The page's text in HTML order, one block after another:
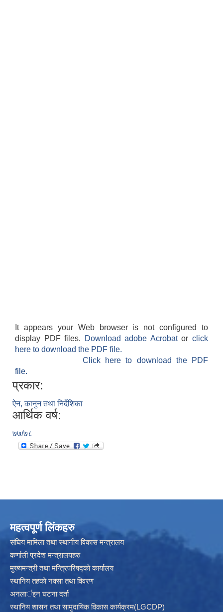
It appears your Web browser is not configured to
display PDF files.
Download adobe Acrobatorclick
here to download the PDF file.
Click here to download the PDF
file.
प्रकार:
ऐन, कानुन तथा निर्देशिका
आर्थिक वर्ष:
७७/७८
महत्वपूर्ण लिंकहरु
संघिय मामिला तथा स्थानीय विकास मन्त्रालय
कर्णाली प्रदेश मन्त्रालयहरु
मुख्यमन्त्री तथा मन्त्रिपरिषद्को कार्यालय
स्थानिय तहकाे नक्सा तथा विवरण
अनलार्इन घटना दर्ता
स्थानिय शासन तथा सामुदायिक विकास कार्यक्रम(LGCDP)